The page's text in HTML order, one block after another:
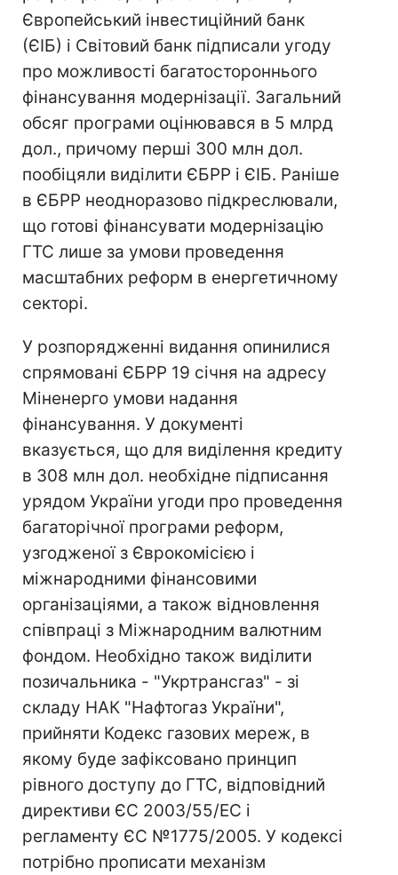
Європейський інвестиційний банк
(ЄІБ) і Світовий банк підписали угоду
про можливості багатостороннього
фінансування модернізації. Загальний
обсяг програми оцінювався в 5 млрд
дол., причому перші 300 млн дол.
пообіцяли виділити ЄБРР і ЄІБ. Раніше
в ЄБРР неодноразово підкреслювали,
що готові фінансувати модернізацію
ГТС лише за умови проведення
масштабних реформ в енергетичному
секторі.
У розпорядженні видання опинилися
спрямовані ЄБРР 19 січня на адресу
Міненерго умови надання
фінансування. У документі
вказується, що для виділення кредиту
в 308 млн дол. необхідне підписання
урядом України угоди про проведення
багаторічної програми реформ,
узгодженої з Єврокомісією і
міжнародними фінансовими
організаціями, а також відновлення
співпраці з Міжнародним валютним
фондом. Необхідно також виділити
позичальника - "Укртрансгаз" - зі
складу НАК "Нафтогаз України",
прийняти Кодекс газових мереж, в
якому буде зафіксовано принцип
рівного доступу до ГТС, відповідний
директиви ЄС 2003/55/ЕС і
регламенту ЄС №1775/2005. У кодексі
потрібно прописати механізм